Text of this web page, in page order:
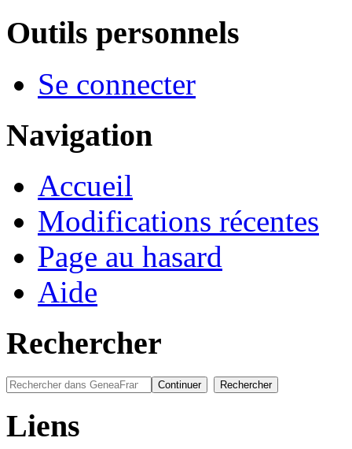
Outils personnels
Se connecter
Navigation
Accueil
Modifications récentes
Page au hasard
Aide
Rechercher
Liens